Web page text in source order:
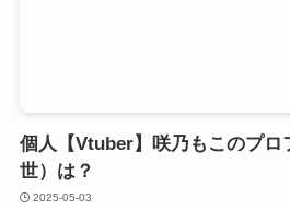
個人【Vtuber】咲乃もこのプロ
世）は？
2025-05-03